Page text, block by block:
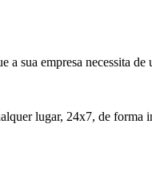
sua empresa necessita de
lugar, 24x7, de forma